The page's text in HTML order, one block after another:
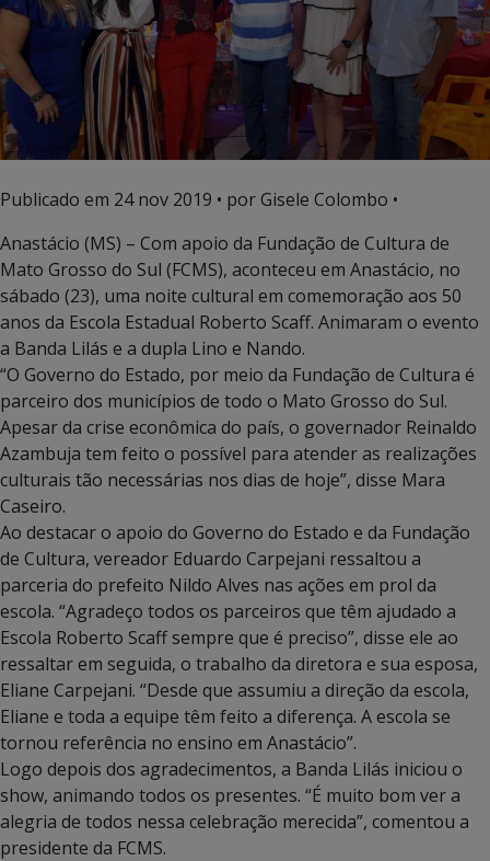
Publicado em 24 nov 2019 • por Gisele Colombo •
Anastácio (MS) – Com apoio da Fundação de Cultura de
Mato Grosso do Sul (FCMS), aconteceu em Anastácio, no
sábado (23), uma noite cultural em comemoração aos 50
anos da Escola Estadual Roberto Scaff. Animaram o evento
a Banda Lilás e a dupla Lino e Nando.
“O Governo do Estado, por meio da Fundação de Cultura é
parceiro dos municípios de todo o Mato Grosso do Sul.
Apesar da crise econômica do país, o governador Reinaldo
Azambuja tem feito o possível para atender as realizações
culturais tão necessárias nos dias de hoje”, disse Mara
Caseiro.
Ao destacar o apoio do Governo do Estado e da Fundação
de Cultura, vereador Eduardo Carpejani ressaltou a
parceria do prefeito Nildo Alves nas ações em prol da
escola. “Agradeço todos os parceiros que têm ajudado a
Escola Roberto Scaff sempre que é preciso”, disse ele ao
ressaltar em seguida, o trabalho da diretora e sua esposa,
Eliane Carpejani. “Desde que assumiu a direção da escola,
Eliane e toda a equipe têm feito a diferença. A escola se
tornou referência no ensino em Anastácio”.
Logo depois dos agradecimentos, a Banda Lilás iniciou o
show, animando todos os presentes. “É muito bom ver a
alegria de todos nessa celebração merecida”, comentou a
presidente da FCMS.